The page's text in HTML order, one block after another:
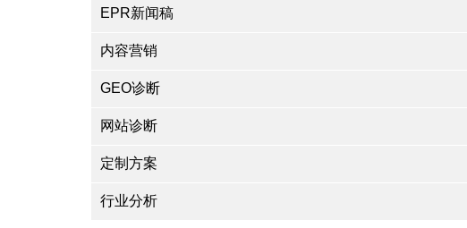
EPR新闻稿
内容营销
GEO诊断
网站诊断
定制方案
行业分析